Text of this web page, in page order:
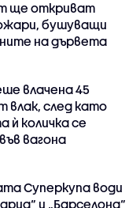
ще откриват
бушуващи
на дървета
влачена 45
влак, след като
ѝ количка се
вагона
Суперкупа води
и „Барселона“